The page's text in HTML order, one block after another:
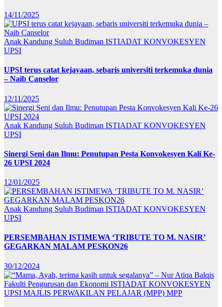
14/11/2025
Anak Kandung Suluh Budiman ISTIADAT KONVOKESYEN
UPSI
UPSI terus catat kejayaan, sebaris universiti terkemuka dunia
– Naib Canselor
12/11/2025
Anak Kandung Suluh Budiman ISTIADAT KONVOKESYEN
UPSI
Sinergi Seni dan Ilmu: Penutupan Pesta Konvokesyen Kali Ke-
26 UPSI 2024
12/01/2025
Anak Kandung Suluh Budiman ISTIADAT KONVOKESYEN
UPSI
PERSEMBAHAN ISTIMEWA ‘TRIBUTE TO M. NASIR’
GEGARKAN MALAM PESKON26
30/12/2024
Fakulti Pengurusan dan Ekonomi ISTIADAT KONVOKESYEN
UPSI MAJLIS PERWAKILAN PELAJAR (MPP) MPP